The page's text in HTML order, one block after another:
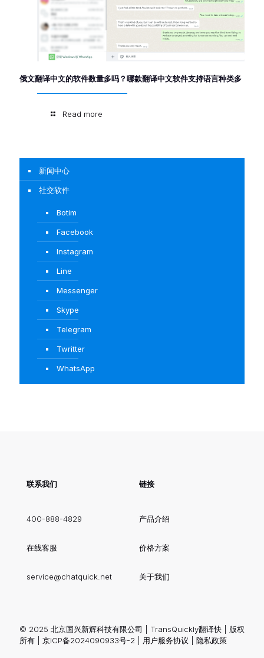
俄文翻译中文的软件数量多吗？哪款翻译中文软件支持语言种类多
Read more
新闻中心
社交软件
Botim
Facebook
Instagram
Line
Messenger
Skype
Telegram
Twritter
WhatsApp
联系我们
400-888-4829
在线客服
service@chatquick.net
链接
产品介绍
价格方案
关于我们
© 2025 北京国兴新辉科技有限公司 | TransQuickly翻译快 | 版权
所有 | 京ICP备2024090933号-2 用户服务协议 隐私政策